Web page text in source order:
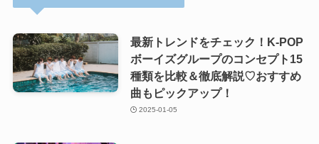
最新トレンドをチェック！K-POP
ボーイズグループのコンセプト15
種類を比較＆徹底解説♡おすすめ
曲もピックアップ！
2025-01-05